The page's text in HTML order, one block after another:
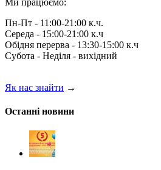
Ми працюємо:
Пн-Пт - 11:00-21:00 к.ч.
Середа - 15:00-21:00 к.ч
Обідня перерва - 13:30-15:00 к.ч
Субота - Неділя - вихідний
Як нас знайти →
Останні новини